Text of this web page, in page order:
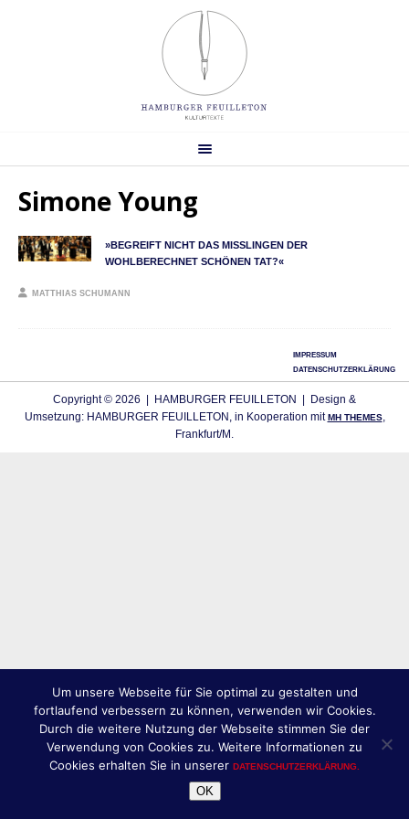
Simone Young
»BEGREIFT NICHT DAS MISSLINGEN DER W
OHLBERECHNET SCHÖNEN TAT?«
MATTHIAS SCHUMANN
IMPRESSUM
DATENSCHUTZERKLÄRUNG
Copyright © 2026 | HAMBURGER FEUILLETON | Design &
Umsetzung: HAMBURGER FEUILLETON, in Kooperation mitMH THEMES,
Frankfurt/M.
Um unsere Webseite für Sie optimal zu gestalten und
fortlaufend verbessern zu können, verwenden wir Cookies.
Durch die weitere Nutzung der Webseite stimmen Sie der
Verwendung von Cookies zu. Weitere Informationen zu
Cookies erhalten Sie in unserer DATENSCHUTZERKLÄRUNG.
OK